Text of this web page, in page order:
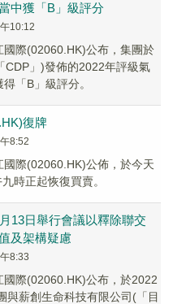
中獲「B」級評分
10:12
國際(02060.HK)公布，集團於
CDP」)發佈的2022年評級氣
「B」級評分。
復牌
8:52
國際(02060.HK)公佈，於今天
時正起恢復買賣。
13日舉行會議以釋除聯交
及架構疑慮
8:33
國際(02060.HK)公布，於2022
與薪創生命科技有限公司(「目